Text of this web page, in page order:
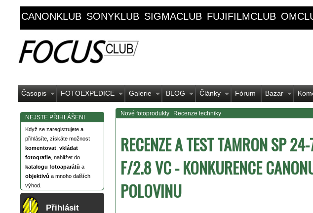
CANONKLUB SONYKLUB SIGMACLUB FUJIFILMCLUB
Časopis FOTOEXPEDICE Galerie BLOG Články Fórum Bazar
NEJSTE PŘIHLÁŠENI
Když se zaregistrujete a
přihlásíte, získáte možnost
komentovat vkládat
fotografie , nahlížet do
katalogu fotoaparátů a
objektivů a mnoho dalších
výhod.
Přihlásit
Nové fotoprodukty Recenze techniky
RECENZE A TEST TAMRON SP
F/2.8 VC - KONKURENCE
POLOVINU